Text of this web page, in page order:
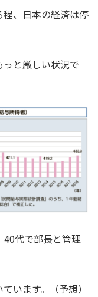
、日本の経済は停
と厳しい状況で
40代で部長と管理
います。（予想）